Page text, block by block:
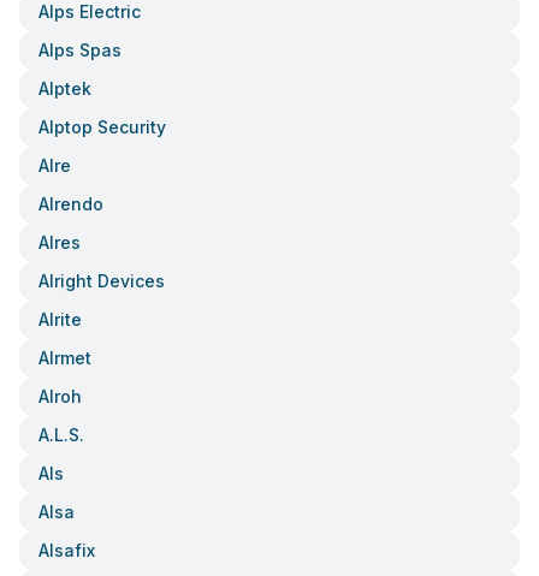
Alps Electric
Alps Spas
Alptek
Alptop Security
Alre
Alrendo
Alres
Alright Devices
Alrite
Alrmet
Alroh
A.l.s.
Als
Alsa
Alsafix